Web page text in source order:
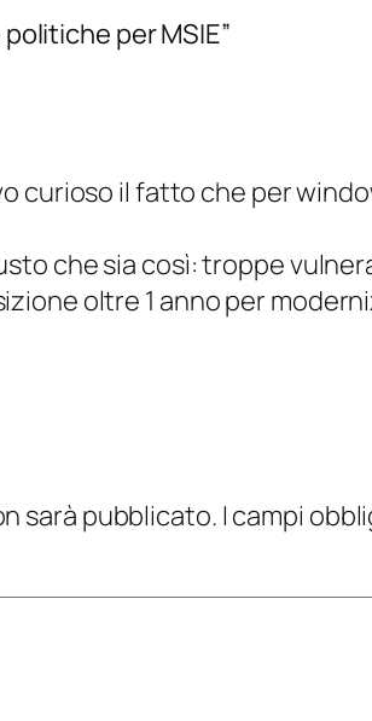
per MSIE”
curioso il fatto che per
che sia così: troppe
oltre 1 anno per
sarà pubblicato. I campi